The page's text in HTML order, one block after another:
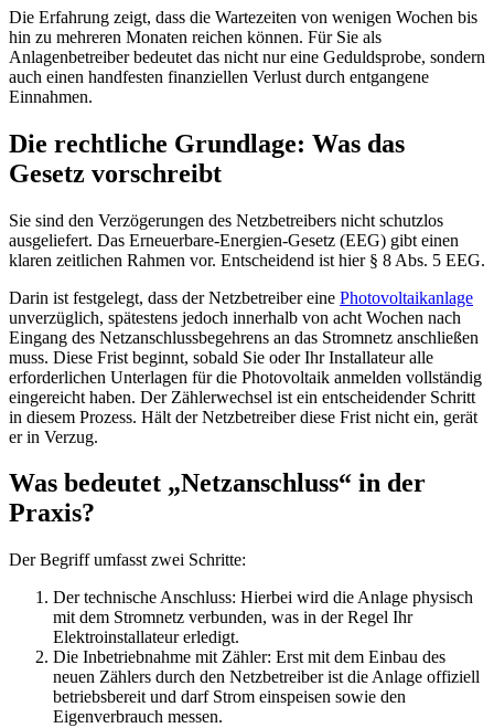
Die Erfahrung zeigt, dass die Wartezeiten von wenigen Wochen bis
hin zu mehreren Monaten reichen können. Für Sie als
Anlagenbetreiber bedeutet das nicht nur eine Geduldsprobe, sondern
auch einen handfesten finanziellen Verlust durch entgangene
Einnahmen.
Die rechtliche Grundlage: Was das
Gesetz vorschreibt
Sie sind den Verzögerungen des Netzbetreibers nicht schutzlos
ausgeliefert. Das Erneuerbare-Energien-Gesetz (EEG) gibt einen
klaren zeitlichen Rahmen vor. Entscheidend ist hier § 8 Abs. 5 EEG.
Darin ist festgelegt, dass der Netzbetreiber eine Photovoltaikanlage
unverzüglich, spätestens jedoch innerhalb von acht Wochen nach
Eingang des Netzanschlussbegehrens an das Stromnetz anschließen
muss. Diese Frist beginnt, sobald Sie oder Ihr Installateur alle
erforderlichen Unterlagen für die Photovoltaik anmelden vollständig
eingereicht haben. Der Zählerwechsel ist ein entscheidender Schritt
in diesem Prozess. Hält der Netzbetreiber diese Frist nicht ein, gerät
er in Verzug.
Was bedeutet „Netzanschluss“ in der
Praxis?
Der Begriff umfasst zwei Schritte:
Der technische Anschluss: Hierbei wird die Anlage physisch
mit dem Stromnetz verbunden, was in der Regel Ihr
Elektroinstallateur erledigt.
Die Inbetriebnahme mit Zähler: Erst mit dem Einbau des
neuen Zählers durch den Netzbetreiber ist die Anlage offiziell
betriebsbereit und darf Strom einspeisen sowie den
Eigenverbrauch messen.